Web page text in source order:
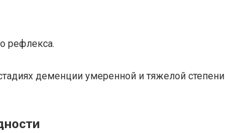
рефлекса.
деменции умеренной и тяжелой степени